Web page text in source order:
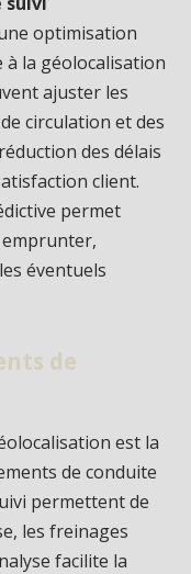
optimisation
à la géolocalisation
ajuster les
circulation et des
des délais
client.
permet
emprunter,
éventuels
de
est la
de conduite
permettent de
les freinages
facilite la